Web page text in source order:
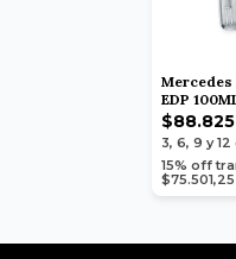
EDP
3, 6, 9 y 12
15% off
$75.501,25